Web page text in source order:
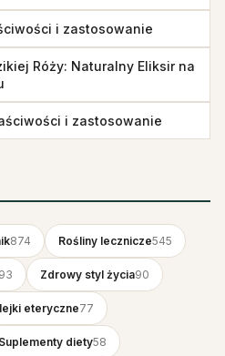
i zastosowanie
Róży: Naturalny Eliksir na
i zastosowanie
874 Rośliny lecznicze545
Zdrowy styl życia90
eteryczne77
Suplementy diety58